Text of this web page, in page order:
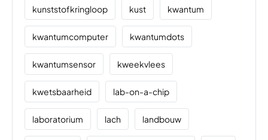
kunststofkringloop kust kwantum
kwantumcomputer kwantumdots
kwantumsensor kweekvlees
kwetsbaarheid lab-on-a-chip
laboratorium lach landbouw